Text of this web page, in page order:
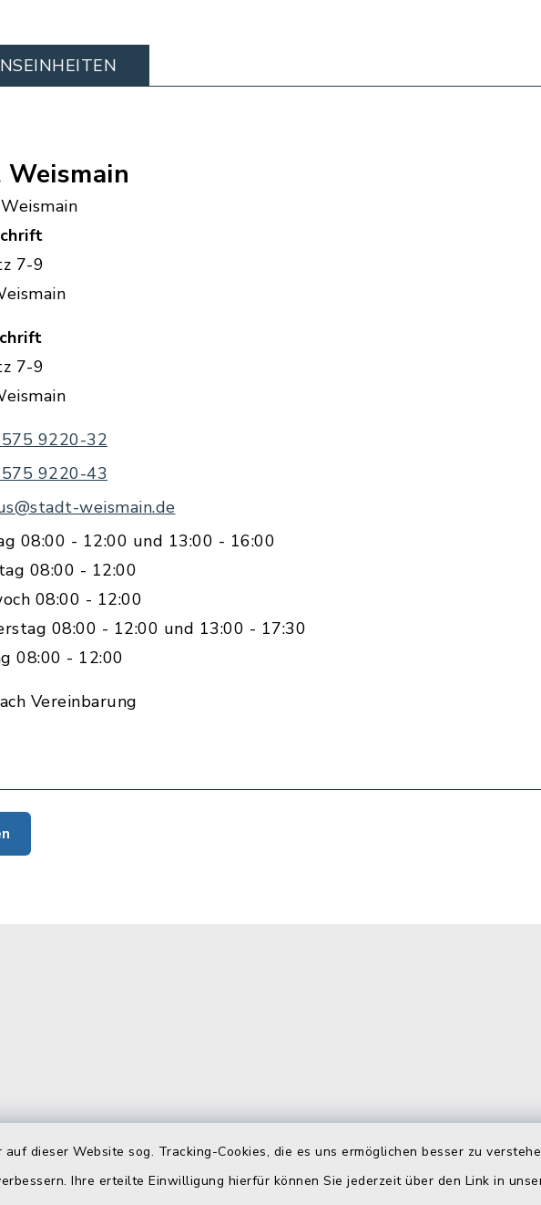
dieser Website sog. Tracking-Cookies, die es uns ermöglichen besser zu
Ihre erteilte Einwilligung hierfür können Sie jederzeit über den Link in
7-9
7-9
9220-32
9220-43
weismain.de
08:00 - 12:00 und 13:00 - 16:00
08:00 - 12:00
08:00 - 12:00
08:00 - 12:00 und 13:00 - 17:30
08:00 - 12:00
Vereinbarung
Öffnungszeiten